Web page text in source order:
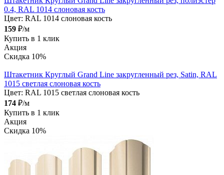
0.4, RAL 1014 слоновая кость
Цвет: RAL 1014 слоновая кость
159 ₽/м
Купить в 1 клик
Акция
Скидка 10%
Штакетник Круглый Grand Line закругленный рез, Satin, RAL
1015 светлая слоновая кость
Цвет: RAL 1015 светлая слоновая кость
174 ₽/м
Купить в 1 клик
Акция
Скидка 10%